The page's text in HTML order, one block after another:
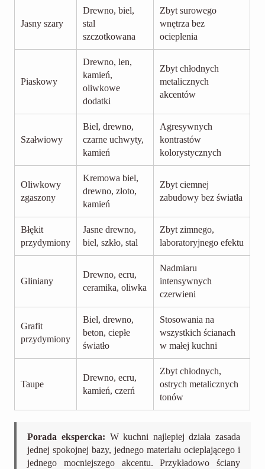
Jasny szary
Drewno, biel,
stal
szczotkowana
Zbyt surowego
wnętrza bez
ocieplenia
Piaskowy
Drewno, len,
kamień,
oliwkowe
dodatki
Zbyt chłodnych
metalicznych
akcentów
Szałwiowy
Biel, drewno,
czarne uchwyty,
kamień
Agresywnych
kontrastów
kolorystycznych
Oliwkowy
zgaszony
Kremowa biel,
drewno, złoto,
kamień
Zbyt ciemnej
zabudowy bez światła
Błękit
przydymiony
Jasne drewno,
biel, szkło, stal
Zbyt zimnego,
laboratoryjnego efektu
Gliniany
Drewno, ecru,
ceramika, oliwka
Nadmiaru
intensywnych
czerwieni
Grafit
przydymiony
Biel, drewno,
beton, ciepłe
światło
Stosowania na
wszystkich ścianach
w małej kuchni
Taupe
Drewno, ecru,
kamień, czerń
Zbyt chłodnych,
ostrych metalicznych
tonów
Porada ekspercka: W kuchni najlepiej działa zasada
jednej spokojnej bazy, jednego materiału ocieplającego i
jednego mocniejszego akcentu. Przykładowo ściany